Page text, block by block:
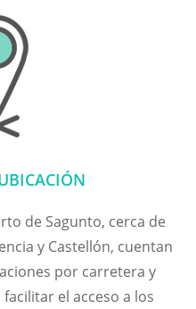
de Sagunto, cerca de
y Castellón, cuentan
por carretera y
el acceso a los